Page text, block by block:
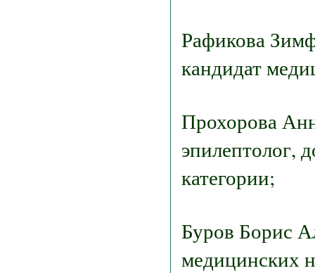
Рафикова
кандидат
Прохорова
эпилептолог,
категории;
Буров Борис
медицинских